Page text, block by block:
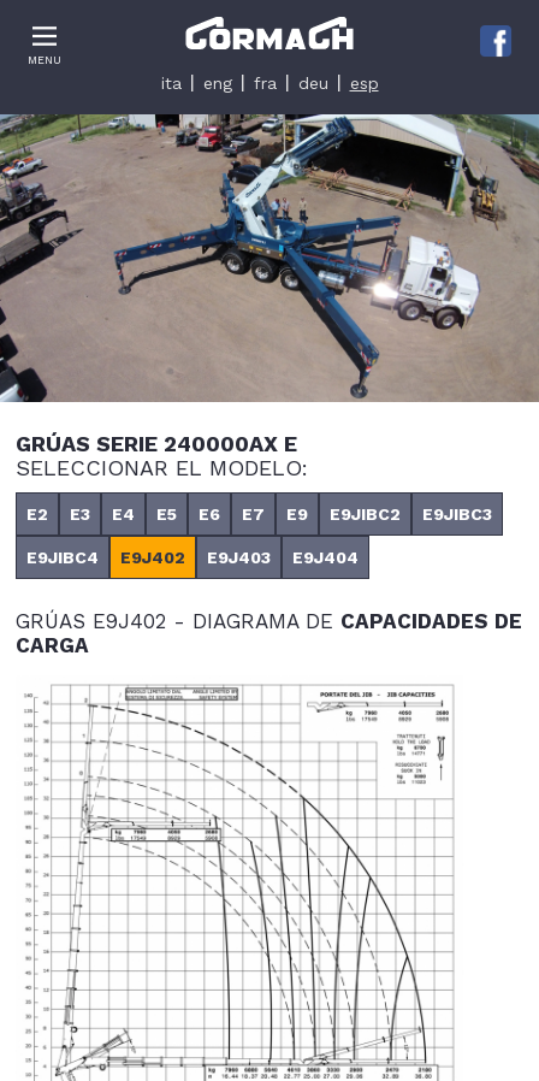
MENU
ita eng fra deu esp
GRÚAS SERIE 240000AX E
SELECCIONAR EL MODELO:
E2 E3 E4 E5 E6 E7 E9 E9JIBC2 E9JIBC3
E9JIBC4 E9J402 E9J403 E9J404
GRÚAS E9J402 - DIAGRAMA DE CAPACIDADES DE
CARGA
Informativa sulla raccolta
Le tue preferenze relative alla privacy